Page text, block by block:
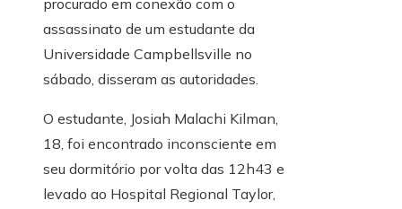
procurado em conexão com o
assassinato de um estudante da
Universidade Campbellsville no
sábado, disseram as autoridades.
O estudante, Josiah Malachi Kilman,
18, foi encontrado inconsciente em
seu dormitório por volta das 12h43 e
levado ao Hospital Regional Taylor,